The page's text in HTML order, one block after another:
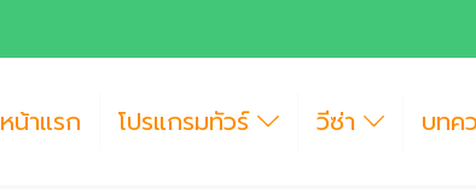
หน้าแรก โปรแกรมทัวร์ วีซ่า บทค